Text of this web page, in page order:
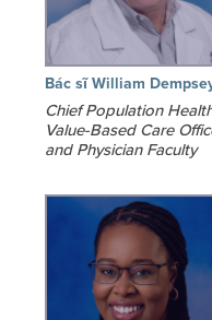
Bác sĩ William
Chief Population
Value-Based Care
and Physician Faculty